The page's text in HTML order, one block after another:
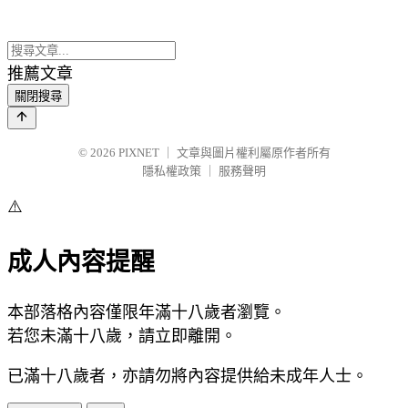
推薦文章
關閉搜尋
© 2026 PIXNET
文章與圖片權利屬原作者所有
隱私權政策
服務聲明
⚠️
成人內容提醒
本部落格內容僅限年滿十八歲者瀏覽。
若您未滿十八歲，請立即離開。
已滿十八歲者，亦請勿將內容提供給未成年人士。